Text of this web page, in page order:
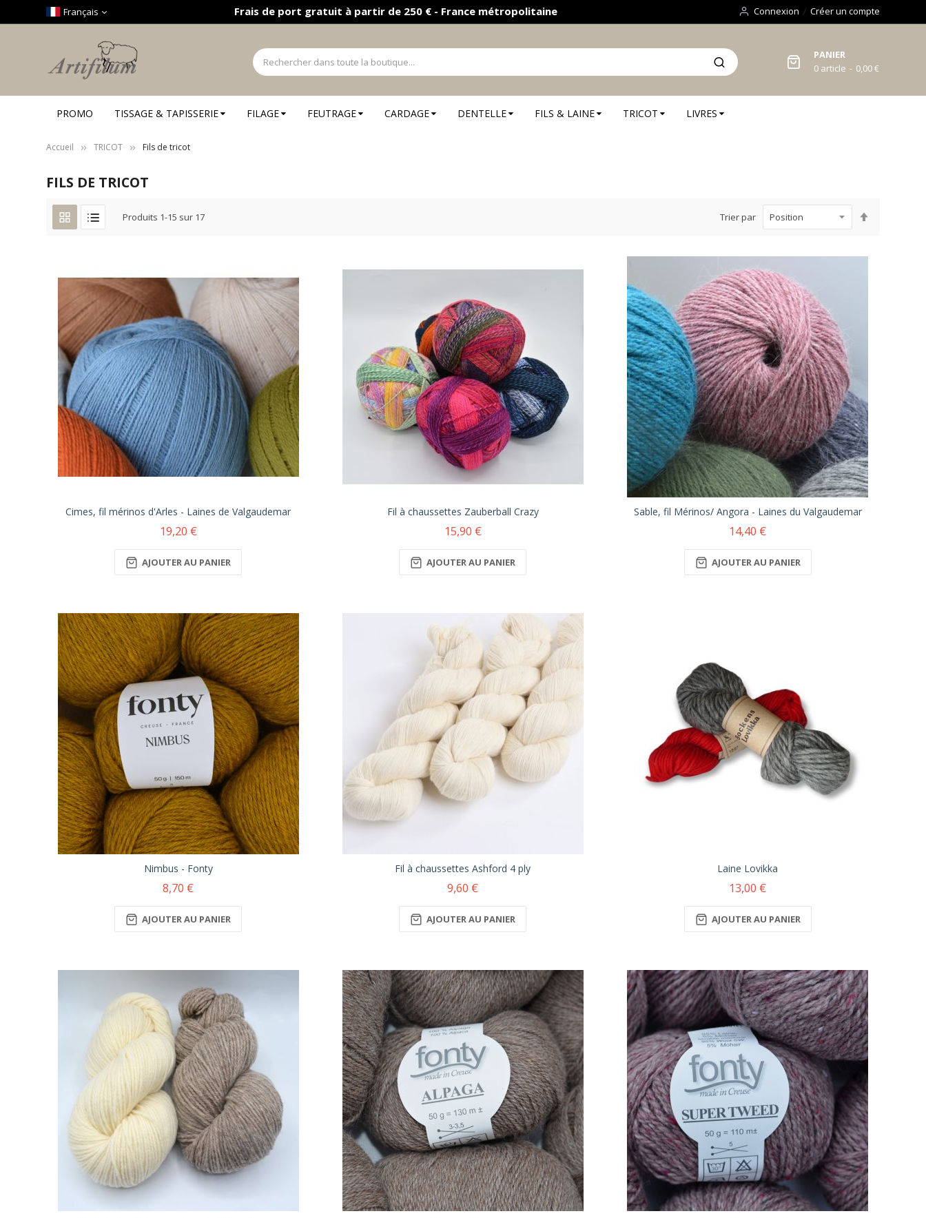
Français Frais de port gratuit à partir de 250 € - France métropolitaine Connexion Créer un compte
PANIER
0 article 0,00 €
PROMO TISSAGE & TAPISSERIE FILAGE FEUTRAGE CARDAGE DENTELLE FILS & LAINE TRICOT LIVRES
Accueil TRICOT Fils de tricot
FILS DE TRICOT
Produits 1-15 sur 17 Trier par
Cimes, fil mérinos d'Arles - Laines de Valgaudemar
19,20 €
AJOUTER AU PANIER
Fil à chaussettes Zauberball Crazy
15,90 €
AJOUTER AU PANIER
Sable, fil Mérinos/ Angora - Laines du Valgaudemar
14,40 €
AJOUTER AU PANIER
Nimbus - Fonty
8,70 €
AJOUTER AU PANIER
Fil à chaussettes Ashford 4 ply
9,60 €
AJOUTER AU PANIER
Laine Lovikka
13,00 €
AJOUTER AU PANIER
Panneau de gestion des cookies